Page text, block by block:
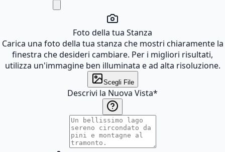
Foto della tua Stanza
Carica una foto della tua stanza che mostri chiaramente la
finestra che desideri cambiare. Per i migliori risultati,
utilizza un'immagine ben illuminata e ad alta risoluzione.
Scegli File
Descrivi la Nuova Vista*